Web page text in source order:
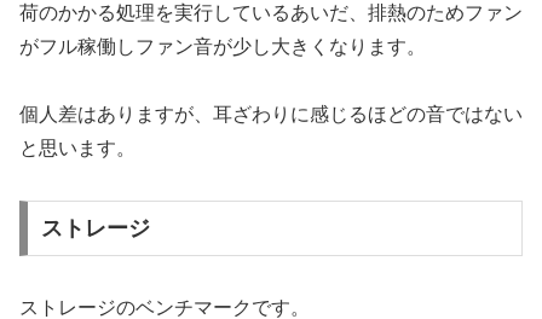
荷のかかる処理を実行しているあいだ、排熱のためファン
がフル稼働しファン音が少し大きくなります。
個人差はありますが、耳ざわりに感じるほどの音ではない
と思います。
ストレージ
ストレージのベンチマークです。